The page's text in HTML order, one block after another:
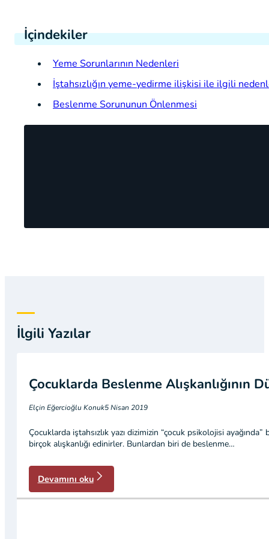
İçindekiler
Yeme Sorunlarının Nedenleri
İştahsızlığın yeme-yedirme ilişkisi ile ilgili
Beslenme Sorununun Önlenmesi
İlgili Yazılar
Çocuklarda Beslenme Alışkanlığının
Elçin Eğercioğlu Konuk5 Nisan 2019
Çocuklarda iştahsızlık yazı dizimizin “çocuk psikolojisi
birçok alışkanlığı edinirler. Bunlardan biri de beslenme…
Devamını oku